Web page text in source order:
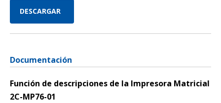
DESCARGAR
Documentación
Función de descripciones de la Impresora Matricial
2C-MP76-01